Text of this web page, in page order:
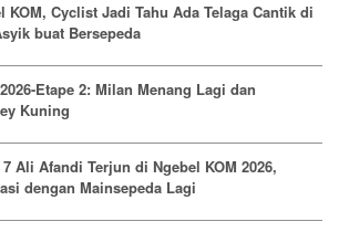
KOM, Cyclist Jadi Tahu Ada Telaga Cantik di
buat Bersepeda
Etape 2: Milan Menang Lagi dan
Kuning
Ali Afandi Terjun di Ngebel KOM 2026,
dengan Mainsepeda Lagi